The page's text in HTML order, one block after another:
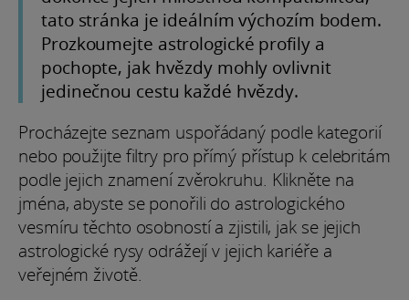
tato stránka je ideálním výchozím bodem.
Prozkoumejte astrologické profily a
pochopte, jak hvězdy mohly ovlivnit
jedinečnou cestu každé hvězdy.
Procházejte seznam uspořádaný podle kategorií
nebo použijte filtry pro přímý přístup k celebritám
podle jejich znamení zvěrokruhu. Klikněte na
jména, abyste se ponořili do astrologického
vesmíru těchto osobností a zjistili, jak se jejich
astrologické rysy odrážejí v jejich kariéře a
veřejném životě.